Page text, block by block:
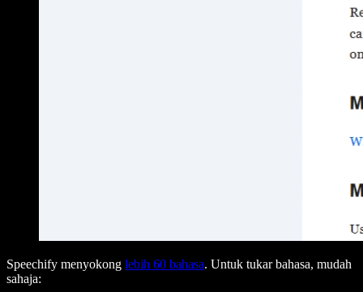
Speechify menyokong lebih 60 bahasa. Untuk tukar bahasa, mudah
sahaja: